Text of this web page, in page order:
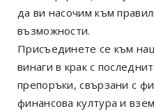
да ви насочим към
възможности.
Присъединете се към
винаги в крак с
препоръки, свързани с
финансова култура и